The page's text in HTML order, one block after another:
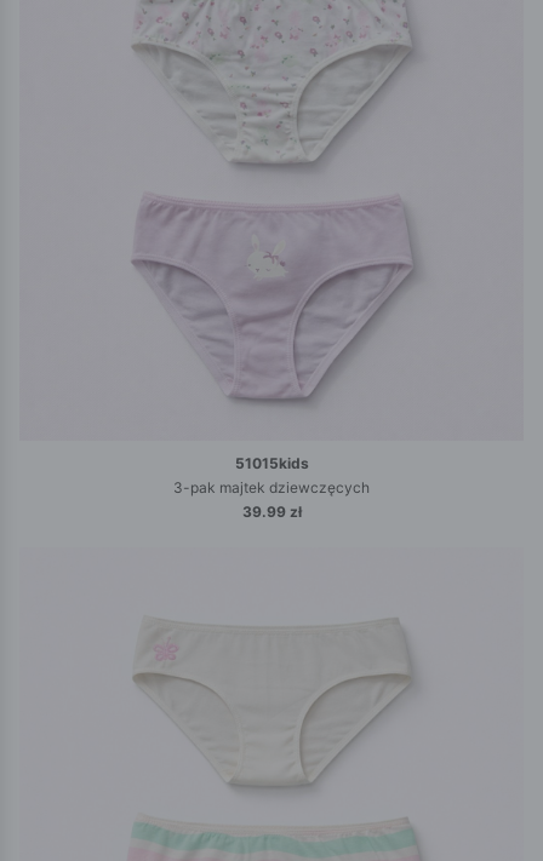
51015kids
3-pak majtek dziewczęcych
39.99 zł